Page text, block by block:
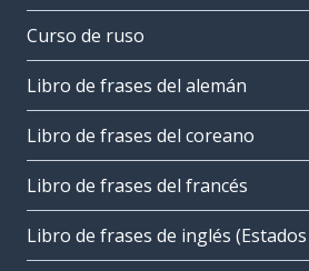
Curso de ruso
Libro de frases del alemán
Libro de frases del coreano
Libro de frases del francés
Libro de frases de inglés